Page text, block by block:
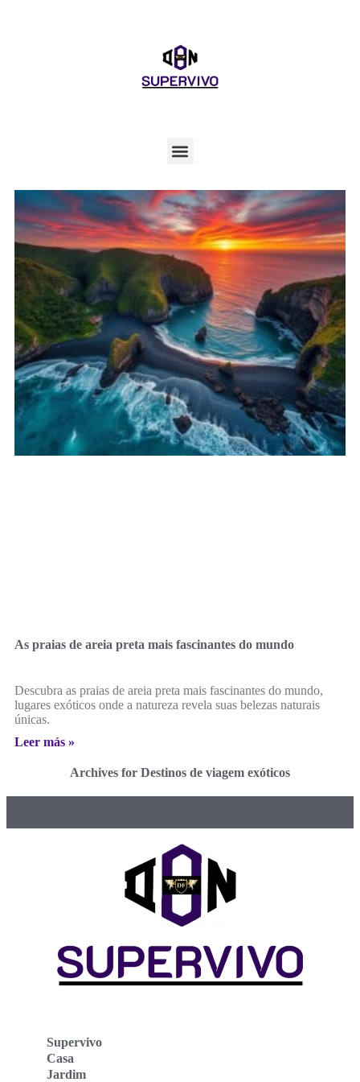
As praias de areia preta mais fascinantes do mundo
Descubra as praias de areia preta mais fascinantes do mundo,
lugares exóticos onde a natureza revela suas belezas naturais
únicas.
Leer más »
Archives for Destinos de viagem exóticos
Supervivo
Casa
Jardim